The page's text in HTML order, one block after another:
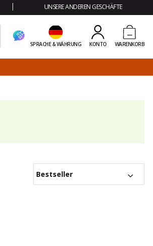
UNSERE ANDEREN GESCHÄFTE
SPRACHE & WÄHRUNG KONTO WARENKORB
Bestseller